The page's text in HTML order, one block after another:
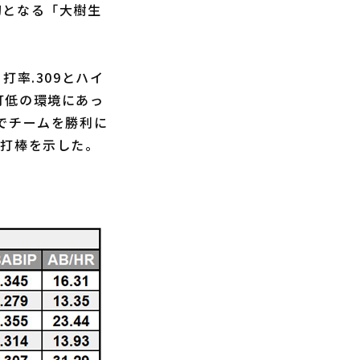
なる「大樹生
率.309とハイ
の環境にあっ
チームを勝利に
棒を示した。